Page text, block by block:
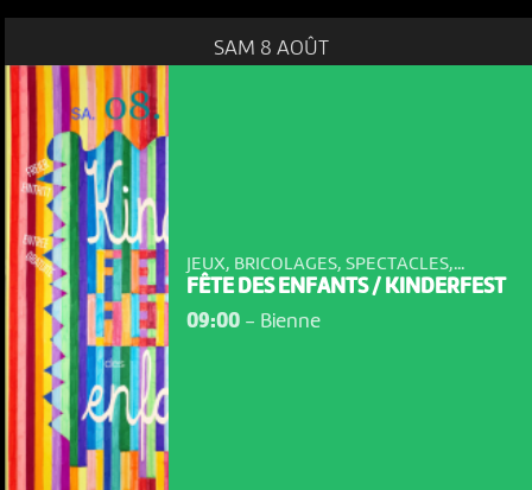
SAM 8 AOÛT
JEUX, BRICOLAGES, SPECTACLES,...
FÊTE DES ENFANTS / KINDERFEST
09:00- Bienne